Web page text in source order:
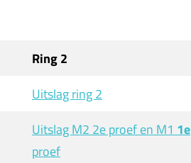
Ring 2
Uitslag ring 2
Uitslag M2 2e proef en M11e
proef